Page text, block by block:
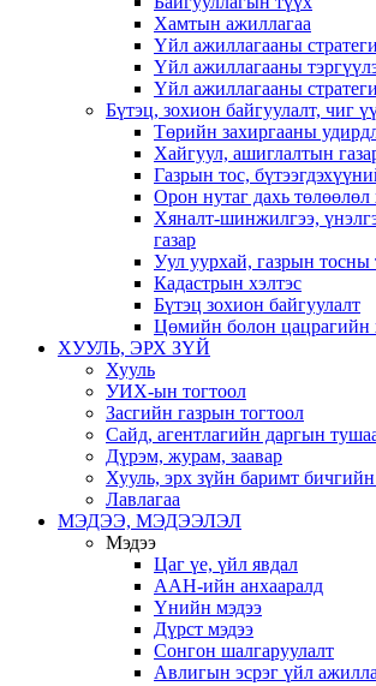
Хамтын ажиллагаа
Үйл ажиллагааны
Үйл ажиллагааны
Үйл ажиллагааны
Бүтэц, зохион байгуулалт, чиг
Төрийн захиргааны
Хайгуул, ашиглалтын
Газрын тос,
Орон нутаг дахь төлөөлөл
Хяналт-шинжилгээ,
газар
Уул уурхай, газрын тосны
Кадастрын хэлтэс
Бүтэц зохион байгуулалт
Цөмийн болон цацрагийн
ХУУЛЬ, ЭРХ ЗҮЙ
Хууль
УИХ-ын тогтоол
Засгийн газрын тогтоол
Сайд, агентлагийн даргын
Дүрэм, журам, заавар
Хууль, эрх зүйн баримт
Лавлагаа
МЭДЭЭ, МЭДЭЭЛЭЛ
Мэдээ
Цаг үе, үйл явдал
ААН-ийн анхааралд
Үнийн мэдээ
Дүрст мэдээ
Сонгон шалгаруулалт
Авлигын эсрэг үйл